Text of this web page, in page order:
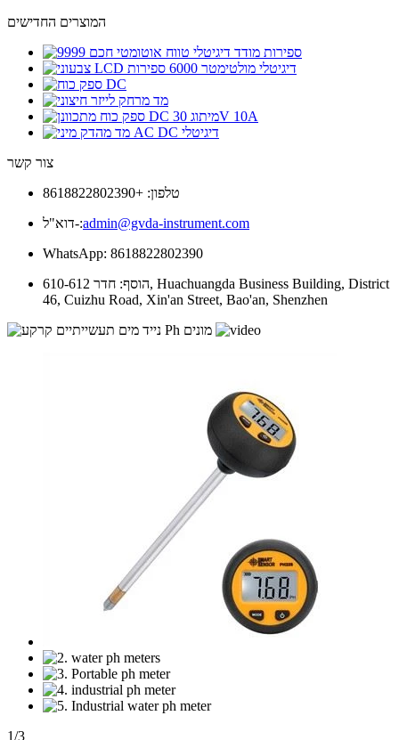
המוצרים החדישים
צור קשר
טלפון: +8618822802390
דוא"ל-:admin@gvda-instrument.com
WhatsApp: 8618822802390
הוסף: חדר 610-612, Huachuangda Business Building, District
46, Cuizhu Road, Xin'an Street, Bao'an, Shenzhen
1/3